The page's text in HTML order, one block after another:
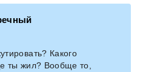
Какого
ты жил? Вообще то,